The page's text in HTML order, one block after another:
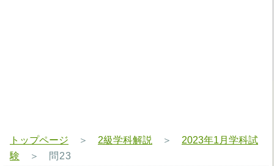
トップページ ＞ 2級学科解説 ＞ 2023年1月学科試
験 ＞ 問23